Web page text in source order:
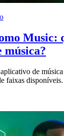
Music:
música?
de
faixas